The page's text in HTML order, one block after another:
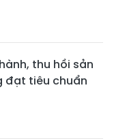
thu hồi sản
đạt tiêu chuẩn